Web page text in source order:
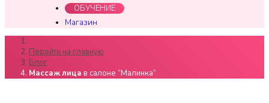
ОБУЧЕНИЕ
Магазин
Перейти на главную
Блог
Массажлица в салоне “Малинка”